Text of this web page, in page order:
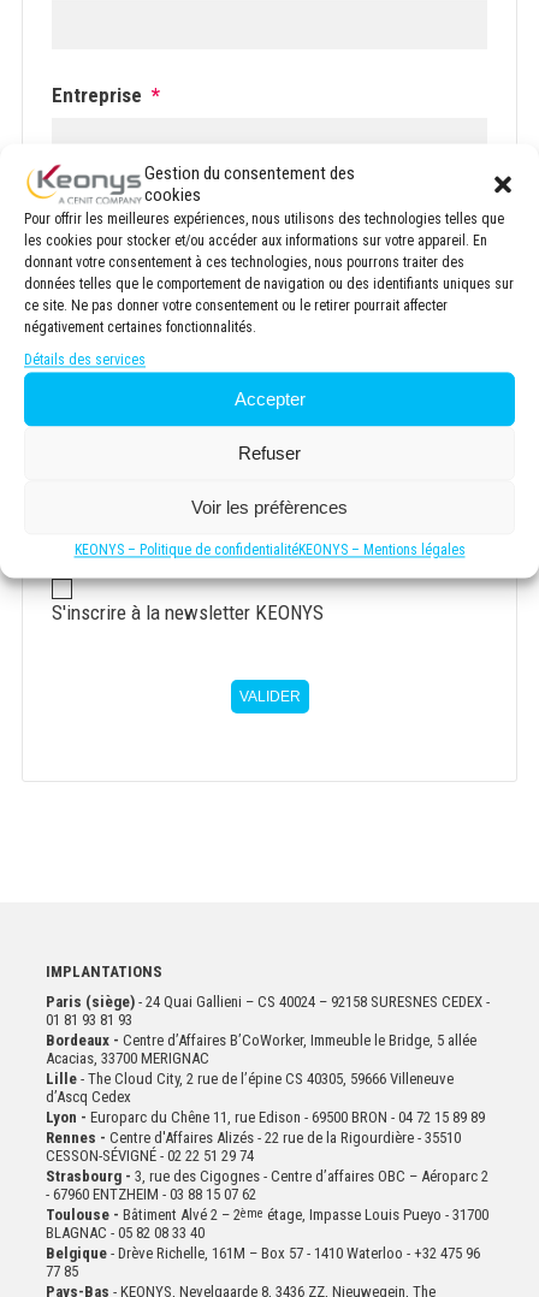
Gestion du consentement des
cookies
Pour offrir les meilleures expériences, nous utilisons des technologies telles que
les cookies pour stocker et/ou accéder aux informations sur votre appareil. En
donnant votre consentement à ces technologies, nous pourrons traiter des
données telles que le comportement de navigation ou des identifiants uniques sur
ce site. Ne pas donner votre consentement ou le retirer pourrait affecter
négativement certaines fonctionnalités.
Détails des services
Accepter
Refuser
Voir les préfèrences
KEONYS – Politique de confidentialitéKEONYS – Mentions légales
Entreprise *
Email *
Votre demande concerne :
Newsletter
S'inscrire à la newsletter KEONYS
VALIDER
IMPLANTATIONS
Paris (siège) - 24 Quai Gallieni – CS 40024 – 92158 SURESNES CEDEX -
01 81 93 81 93
Bordeaux - Centre d’Affaires B’CoWorker, Immeuble le Bridge, 5 allée
Acacias, 33700 MERIGNAC
Lille- The Cloud City, 2 rue de l’épine CS 40305, 59666 Villeneuve
d’Ascq Cedex
Lyon - Europarc du Chêne 11, rue Edison - 69500 BRON - 04 72 15 89 89
Rennes - Centre d'Affaires Alizés - 22 rue de la Rigourdière - 35510
CESSON-SÉVIGNÉ - 02 22 51 29 74
Strasbourg - 3, rue des Cigognes - Centre d’affaires OBC – Aéroparc 2
- 67960 ENTZHEIM - 03 88 15 07 62
Toulouse - Bâtiment Alvé 2 – 2ème étage, Impasse Louis Pueyo - 31700
BLAGNAC - 05 82 08 33 40
Belgique- Drève Richelle, 161M – Box 57 - 1410 Waterloo - +32 475 96
77 85
Pays-Bas - KEONYS, Nevelgaarde 8, 3436 ZZ, Nieuwegein, The